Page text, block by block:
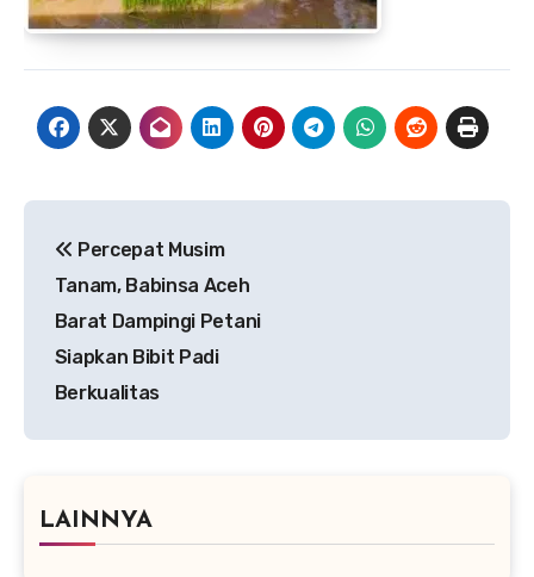
pos
Percepat Musim
Tanam, Babinsa Aceh
Barat Dampingi Petani
Siapkan Bibit Padi
Berkualitas
LAINNYA